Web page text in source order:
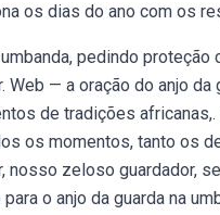
os dias do ano com os
pedindo proteção
— a oração do anjo da
de tradições africanas,.
os momentos, tanto os
nosso zeloso guardador,
o anjo da guarda na